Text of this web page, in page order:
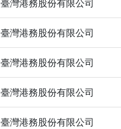
臺灣港務股份有限公司
臺灣港務股份有限公司
臺灣港務股份有限公司
臺灣港務股份有限公司
臺灣港務股份有限公司